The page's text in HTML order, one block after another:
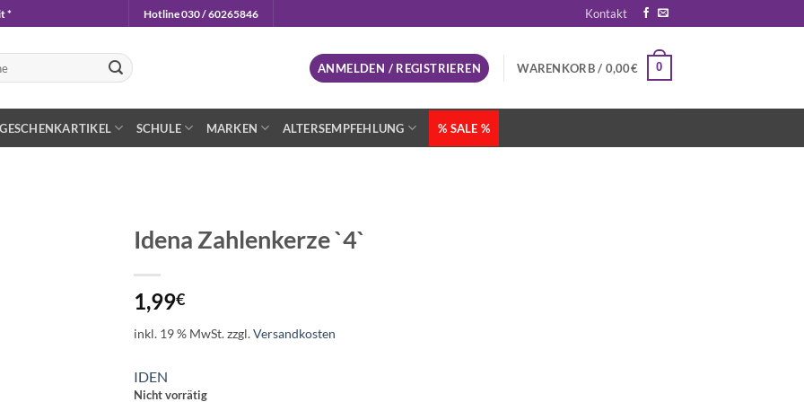
* Hotline 030 / 60265846 Kontakt
ANMELDEN / REGISTRIEREN WARENKORB / 0,00€ 0
GESCHENKARTIKEL SCHULE MARKEN ALTERSEMPFEHLUNG % SALE %
Idena Zahlenkerze `4`
1,99€
inkl. 19 % MwSt.zzgl.Versandkosten
IDEN
Nicht vorrätig